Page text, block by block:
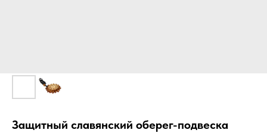
Защитный славянский оберег-подвеска